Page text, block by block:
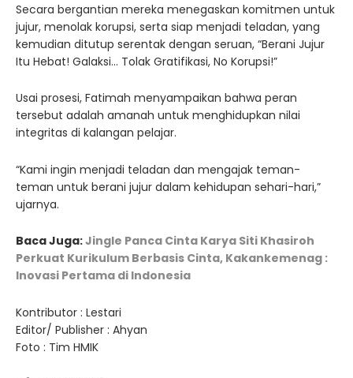
Secara bergantian mereka menegaskan komitmen untuk
jujur, menolak korupsi, serta siap menjadi teladan, yang
kemudian ditutup serentak dengan seruan, “Berani Jujur
Itu Hebat! Galaksi… Tolak Gratifikasi, No Korupsi!”
Usai prosesi, Fatimah menyampaikan bahwa peran
tersebut adalah amanah untuk menghidupkan nilai
integritas di kalangan pelajar.
“Kami ingin menjadi teladan dan mengajak teman-
teman untuk berani jujur dalam kehidupan sehari-hari,”
ujarnya.
Baca Juga:Jingle Panca Cinta Karya Siti Khasiroh
Perkuat Kurikulum Berbasis Cinta, Kakankemenag :
Inovasi Pertama di Indonesia
Kontributor : Lestari
Editor/ Publisher : Ahyan
Foto : Tim HMIK